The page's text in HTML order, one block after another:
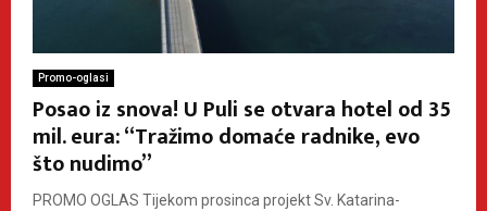
Promo-oglasi
Posao iz snova! U Puli se otvara hotel od 35
mil. eura: “Tražimo domaće radnike, evo
što nudimo”
PROMO OGLAS Tijekom prosinca projekt Sv. Katarina-